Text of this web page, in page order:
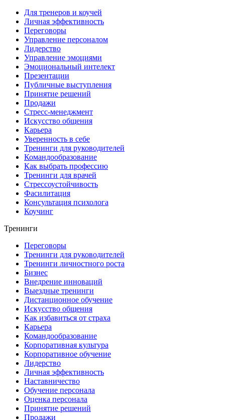
Для тренеров и коучей
Личная эффективность
Переговоры
Управление персоналом
Лидерство
Управление эмоциями
Эмоциональный интелект
Презентации
Публичные выступления
Принятие решений
Продажи
Стресс-менеджмент
Искусство общения
Карьера
Уверенность в себе
Тренинги для руководителей
Командообразование
Как выбрать профессию
Тренинги для врачей
Стрессоустойчивость
Фасилитация
Консультация психолога
Коучинг
Тренинги
Переговоры
Тренинги для руководителей
Тренинги личностного роста
Бизнес
Внедрение инноваций
Выездные тренинги
Дистанционное обучение
Искусство общения
Как избавиться от страха
Карьера
Командообразование
Корпоративная культура
Корпоративное обучение
Лидерство
Личная эффективность
Наставничество
Обучение персонала
Оценка персонала
Принятие решений
Продажи